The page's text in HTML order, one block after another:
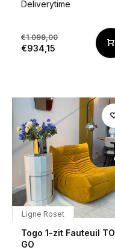
Deliverytime
€1.099,00
€934,15
Ligne Roset
Togo 1-zit Fauteuil TO
GO